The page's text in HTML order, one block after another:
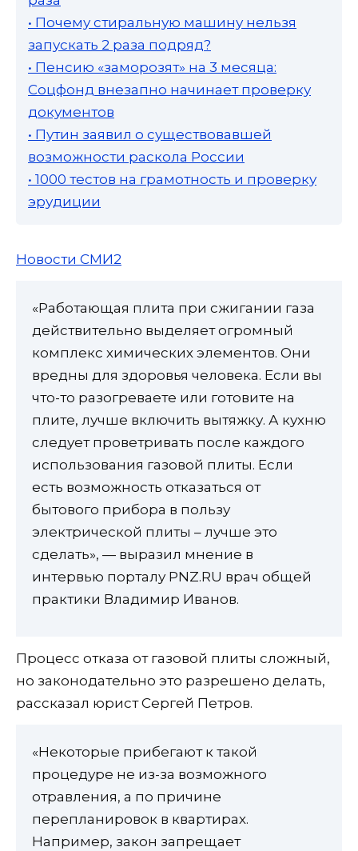
• Почему стиральную машину нельзя
запускать 2 раза подряд?
• Пенсию «заморозят» на 3 месяца:
Соцфонд внезапно начинает проверку
документов
• Путин заявил о существовавшей
возможности раскола России
• 1000 тестов на грамотность и проверку
эрудиции
Новости СМИ2
«Работающая плита при сжигании газа
действительно выделяет огромный
комплекс химических элементов. Они
вредны для здоровья человека. Если вы
что-то разогреваете или готовите на
плите, лучше включить вытяжку. А кухню
следует проветривать после каждого
использования газовой плиты. Если
есть возможность отказаться от
бытового прибора в пользу
электрической плиты – лучше это
сделать», — выразил мнение в
интервью порталу PNZ.RU врач общей
практики Владимир Иванов.
Процесс отказа от газовой плиты сложный,
но законодательно это разрешено делать,
рассказал юрист Сергей Петров.
«Некоторые прибегают к такой
процедуре не из-за возможного
отравления, а по причине
перепланировок в квартирах.
Например, закон запрещает